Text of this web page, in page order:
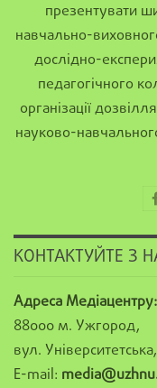
презентувати
навчально-
дослідно-
педагогічного
організації
науково-
КОНТАКТУЙТЕ З
Адреса Медіацентру:
88000 м. Ужгород,
вул.
E-mail: